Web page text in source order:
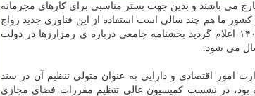
خارج می باشند و بدین جهت بستر مناسبی برای کارهای مجرمانه
ما هم چند سالی است استفاده از این فناوری جدید رواج
یافته، تلاش می شود قوانینی در این زمینه تدوین شود؛ به شکلی تابستان سال ۱۴۰۲ اعلام گردید بخشنامه جامعی درباره ی رمزارزها در دولت
می شود.
امور اقتصادی و دارایی به عنوان متولی تنظیم آن در سند
در نشست کمیسیون عالی تنظیم مقررات فضای مجازی